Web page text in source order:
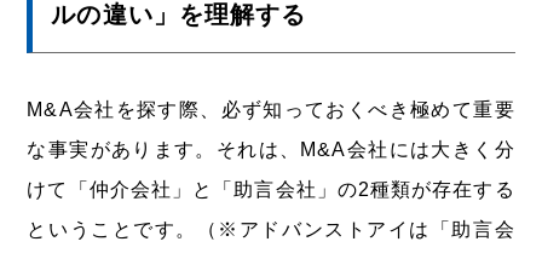
ルの違い」を理解する
M&A会社を探す際、必ず知っておくべき極めて重要
な事実があります。それは、M&A会社には大きく分
けて「仲介会社」と「助言会社」の2種類が存在する
ということです。（※アドバンストアイは「助言会